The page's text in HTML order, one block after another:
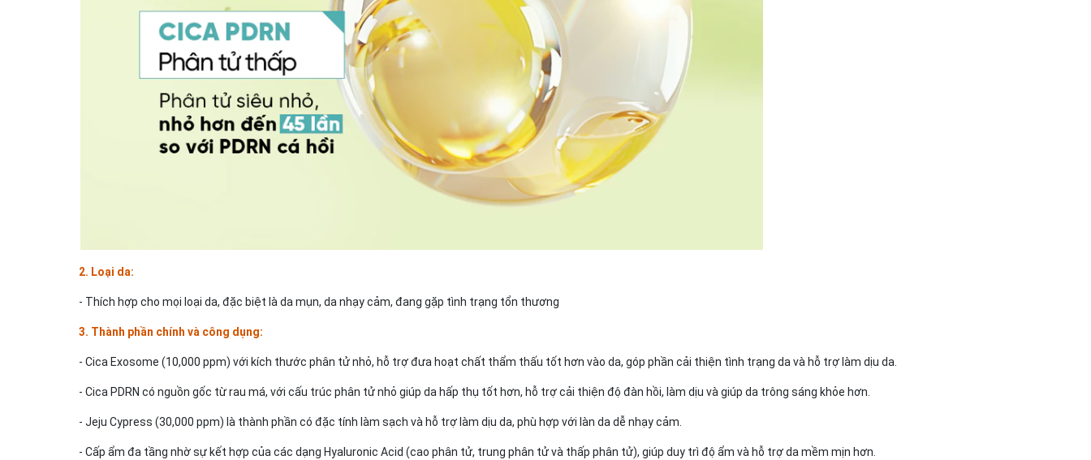
2. Loại da:
- Thích hợp cho mọi loại da, đặc biệt là da mụn, da nhạy cảm, đang gặp tình trạng tổn thương
3. Thành phần chính và công dụng:
- Cica Exosome (10,000 ppm) với kích thước phân tử nhỏ, hỗ trợ đưa hoạt chất thẩm thấu tốt hơn vào da, góp phần cải thiện tình trạng da và hỗ trợ làm dịu da.
- Cica PDRN có nguồn gốc từ rau má, với cấu trúc phân tử nhỏ giúp da hấp thụ tốt hơn, hỗ trợ cải thiện độ đàn hồi, làm dịu và giúp da trông sáng khỏe hơn.
- Jeju Cypress (30,000 ppm) là thành phần có đặc tính làm sạch và hỗ trợ làm dịu da, phù hợp với làn da dễ nhạy cảm.
- Cấp ẩm đa tầng nhờ sự kết hợp của các dạng Hyaluronic Acid (cao phân tử, trung phân tử và thấp phân tử), giúp duy trì độ ẩm và hỗ trợ da mềm mịn hơn.